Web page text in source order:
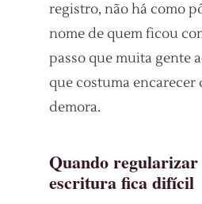
registro, não há como
nome de quem ficou
passo que muita gente
que costuma encarecer
demora.
Quando regularizar
escritura fica difícil